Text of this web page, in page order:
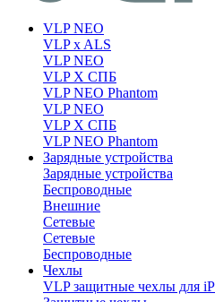
VLP NEO
VLP x ALS
VLP NEO
VLP X СПБ
VLP NEO Phantom
VLP NEO
VLP X СПБ
VLP NEO Phantom
Зарядные устройства
Зарядные устройства
Беспроводные
Внешние
Сетевые
Сетевые
Беспроводные
Чехлы
VLP защитные чехлы для